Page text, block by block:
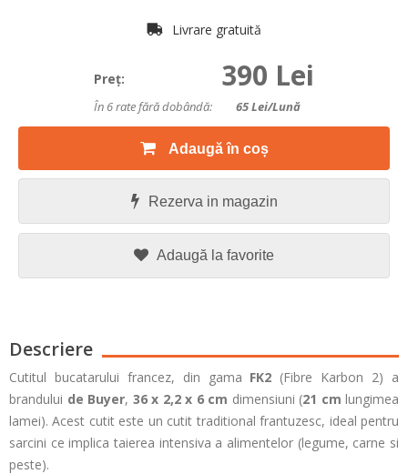
Livrare gratuită
Preţ: 390 Lei
În 6 rate fără dobândă: 65Lei/lună
Adaugă în coș
Rezerva in magazin
Adaugă la favorite
Descriere
Cutitul bucatarului francez, din gama FK2 (Fibre Karbon 2) a
brandului de Buyer, 36 x 2,2 x 6 cm dimensiuni (21 cm lungimea
lamei). Acest cutit este un cutit traditional frantuzesc, ideal pentru
sarcini ce implica taierea intensiva a alimentelor (legume, carne si
peste).